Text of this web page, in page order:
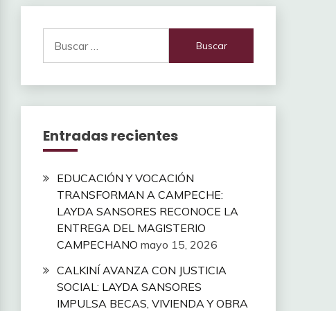
Entradas recientes
EDUCACIÓN Y VOCACIÓN
TRANSFORMAN A CAMPECHE:
LAYDA SANSORES RECONOCE LA
ENTREGA DEL MAGISTERIO
CAMPECHANO mayo 15, 2026
CALKINÍ AVANZA CON JUSTICIA
SOCIAL: LAYDA SANSORES
IMPULSA BECAS, VIVIENDA Y OBRA